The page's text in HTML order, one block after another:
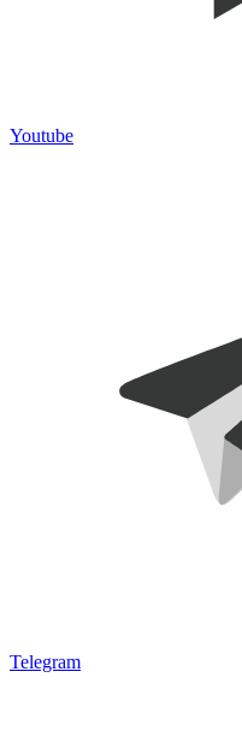
Youtube
Telegram